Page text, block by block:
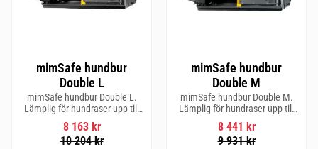
mimSafe hundbur
Double L
mimSafe hundbur Double L.
Lämplig för hundraser upp till
58 cm i mankhöjd.
8 163kr
10 204kr
mimSafe hundbur
Double M
mimSafe hundbur Double M.
Lämplig för hundraser upp till
58 cm i mankhöjd.
8 441 kr
9 931kr